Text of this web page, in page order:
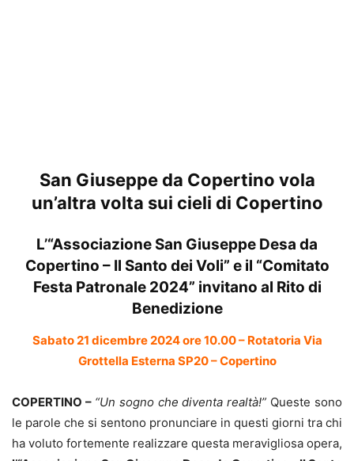
San Giuseppe da Copertino vola
un’altra volta sui cieli di Copertino
L’“Associazione San Giuseppe Desa da
Copertino – Il Santo dei Voli” e il “Comitato
Festa Patronale 2024” invitano al Rito di
Benedizione
Sabato 21 dicembre 2024 ore 10.00 – Rotatoria Via
Grottella Esterna SP20 – Copertino
COPERTINO – “Un sogno che diventa realtà!” Queste sono
le parole che si sentono pronunciare in questi giorni tra chi
ha voluto fortemente realizzare questa meravigliosa opera,